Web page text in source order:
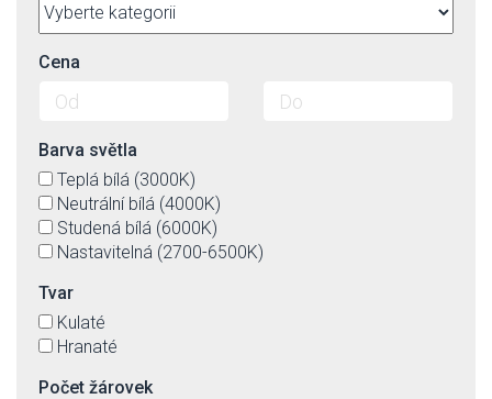
Cena
Barva světla
Teplá bílá (3000K)
Neutrální bílá (4000K)
Studená bílá (6000K)
Nastavitelná (2700-6500K)
Tvar
Kulaté
Hranaté
Počet žárovek